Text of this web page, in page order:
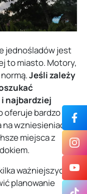
jednośladów jest
to miasto. Motory,
Jeśli zależy
i najbardziej
oferuje bardzo
wzniesieniach,
miejsca z
ważniejszych
planowanie